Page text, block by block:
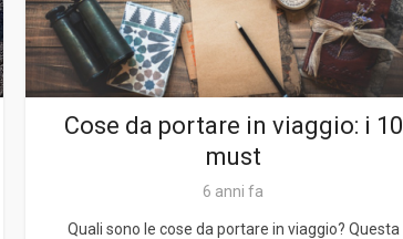
Cose da portare in viaggio: i 10
must
6 anni fa
Quali sono le cose da portare in viaggio? Questa